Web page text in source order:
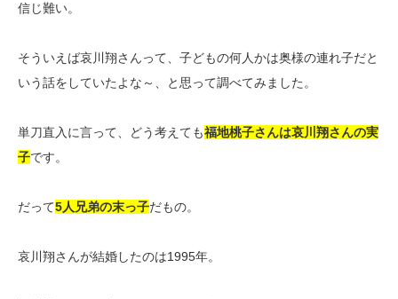
信じ難い。
そういえば哀川翔さんって、子どもの何人かは奥様の連れ子だと
いう話をしていたよな～、と思って調べてみました。
単刀直入に言って、どう考えても福地桃子さんは哀川翔さんの実
子です。
だって5人兄弟の末っ子だもの。
哀川翔さんが結婚したのは1995年。